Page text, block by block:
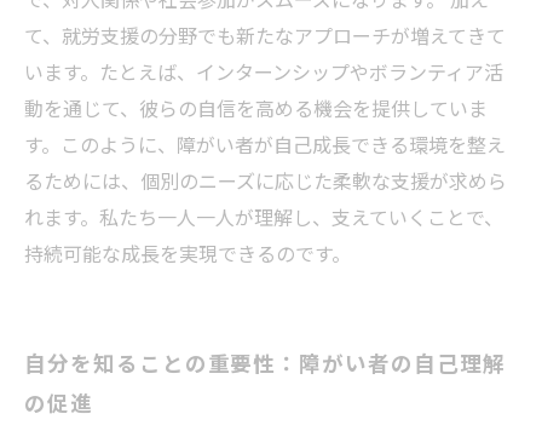
て、就労支援の分野でも新たなアプローチが増えてきて
います。たとえば、インターンシップやボランティア活
動を通じて、彼らの自信を高める機会を提供していま
す。このように、障がい者が自己成長できる環境を整え
るためには、個別のニーズに応じた柔軟な支援が求めら
れます。私たち一人一人が理解し、支えていくことで、
持続可能な成長を実現できるのです。
自分を知ることの重要性：障がい者の自己理解
の促進